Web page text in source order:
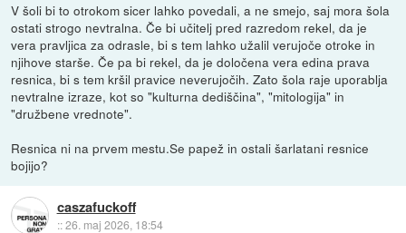
V šoli bi to otrokom sicer lahko povedali, a ne smejo, saj mora šola
ostati strogo nevtralna. Če bi učitelj pred razredom rekel, da je
vera pravljica za odrasle, bi s tem lahko užalil verujoče otroke in
njihove starše. Če pa bi rekel, da je določena vera edina prava
resnica, bi s tem kršil pravice neverujočih. Zato šola raje uporablja
nevtralne izraze, kot so "kulturna dediščina", "mitologija" in
"družbene vrednote".
Resnica ni na prvem mestu.Se papež in ostali šarlatani resnice
bojijo?
caszafuckoff
::26. maj 2026, 18:54